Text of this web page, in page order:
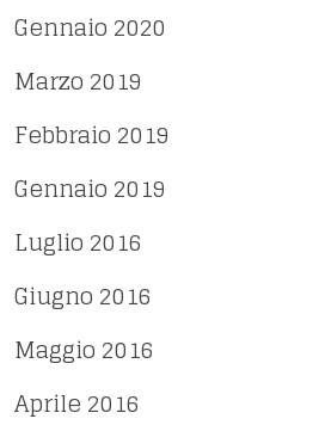
Gennaio 2020
Marzo 2019
Febbraio 2019
Gennaio 2019
Luglio 2016
Giugno 2016
Maggio 2016
Aprile 2016